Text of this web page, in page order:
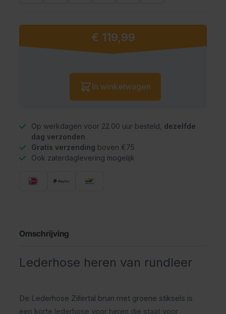
Vanaf:
€ 119,99
Aantal
In winkelwagen
Op werkdagen voor 22.00 uur besteld, dezelfde
dag verzonden
Gratis verzending boven €75
Ook zaterdaglevering mogelijk
Omschrijving
Lederhose heren van rundleer
De Lederhose Zillertal bruin met groene stiksels is
een korte lederhose voor heren die staat voor